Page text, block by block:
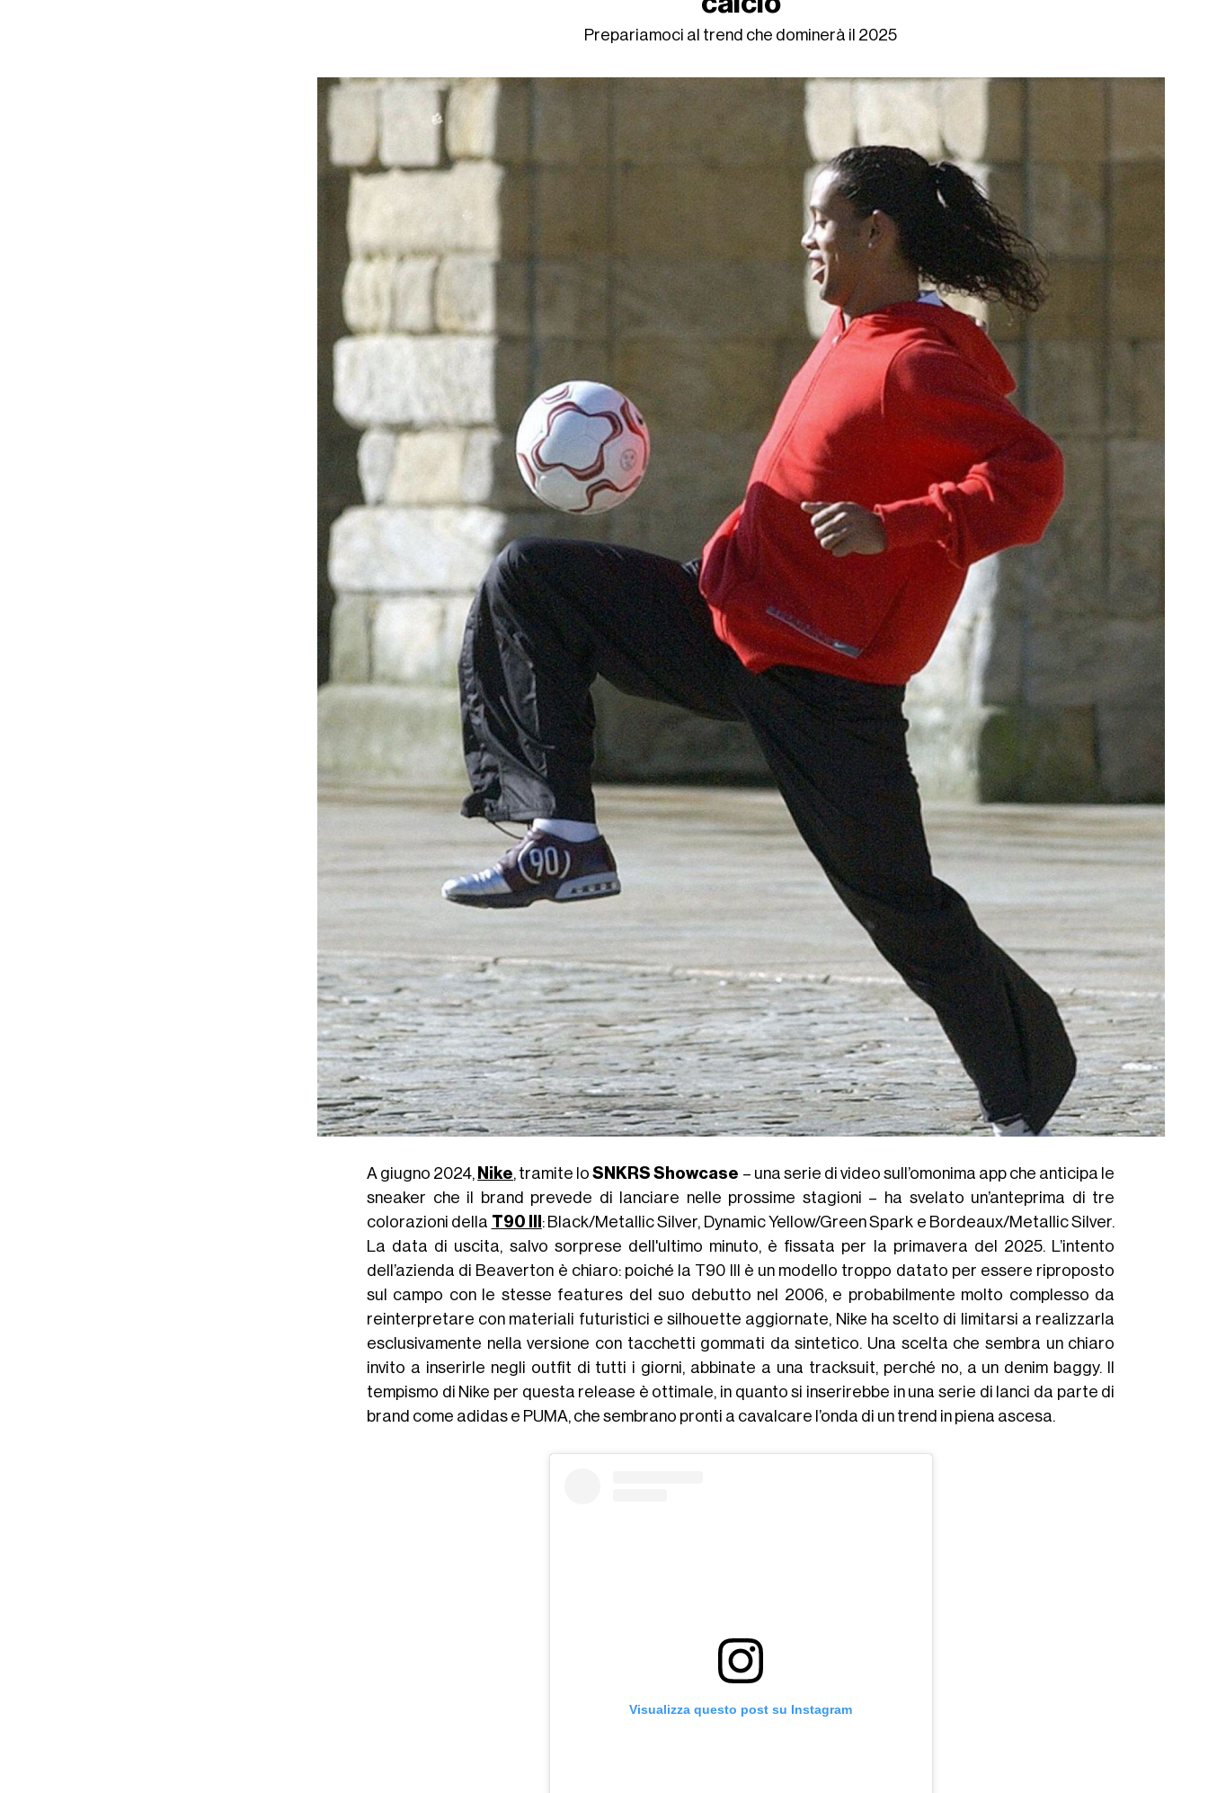
Prepariamoci al trend che dominerà il 2025
A giugno 2024, Nike, tramite loSNKRS Showcase – una serie di video sull’omonima app che anticipa le
sneaker che il brand prevede di lanciare nelle prossime stagioni – ha svelato un’anteprima di tre
colorazioni della T90 III : Black/Metallic Silver, Dynamic Yellow/Green Spark e Bordeaux/Metallic Silver.
La data di uscita, salvo sorprese dell'ultimo minuto, è fissata per la primavera del 2025. L’intento
dell’azienda di Beaverton è chiaro: poiché la T90 III è un modello troppo datato per essere riproposto
sul campo con le stesse features del suo debutto nel 2006, e probabilmente molto complesso da
reinterpretare con materiali futuristici e silhouette aggiornate, Nike ha scelto di limitarsi a realizzarla
esclusivamente nella versione con tacchetti gommati da sintetico. Una scelta che sembra un chiaro
invito a inserirle negli outfit di tutti i giorni, abbinate a una tracksuit, perché no, a un denim baggy. Il
tempismo di Nike per questa release è ottimale, in quanto si inserirebbe in una serie di lanci da parte di
brand come adidas e PUMA, che sembrano pronti a cavalcare l’onda di un trend in piena ascesa.
Visualizza questo post su Instagram